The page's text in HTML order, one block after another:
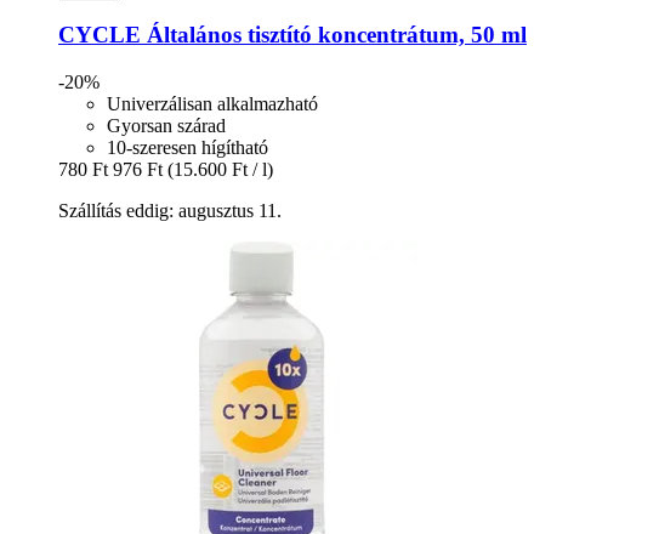
CYCLE Általános tisztító koncentrátum, 50 ml
-20%
Univerzálisan alkalmazható
Gyorsan szárad
10-szeresen hígítható
780 Ft 976 Ft (15.600 Ft / l)
Szállítás eddig: augusztus 11.